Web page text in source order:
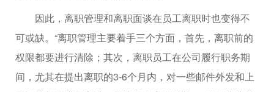
因此，离职管理和离职面谈在员工离职时也变得不
可或缺。“离职管理主要着手三个方面，首先，离职前的
权限都要进行清除；其次，离职员工在公司履行职务期
间，尤其在提出离职的3-6个月内，对一些邮件外发和上